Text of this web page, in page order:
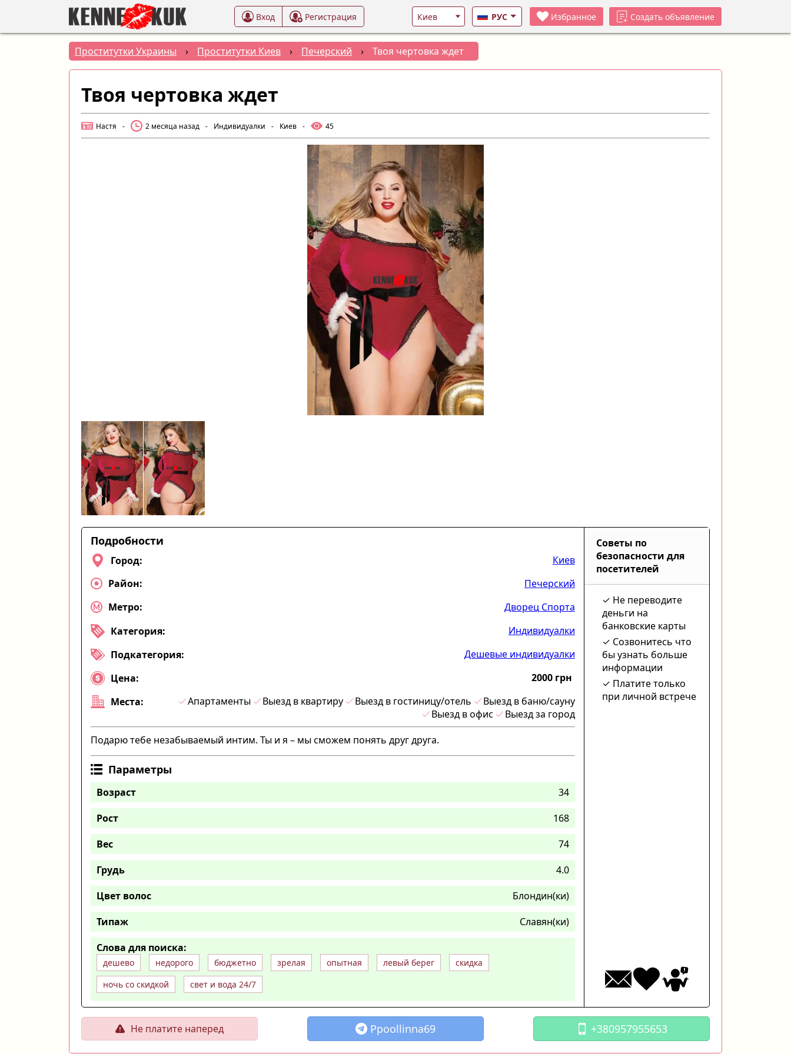
Вход Регистрация РУС Избранное Создать объявление
Проститутки Украины › Проститутки Киев › Печерский › Твоя чертовка ждет
Твоя чертовка ждет
Настя - 2 месяца назад - Индивидуалки - Киев - 45
Подробности
Город:
Киев
Район:
Печерский
Метро:
Дворец Спорта
Категория:
Индивидуалки
Подкатегория:
Дешевые индивидуалки
Цена:
2000 грн
Места:
Апартаменты Выезд в квартиру Выезд в гостиницу/отель
Выезд в баню/сауну
Выезд в офис
Выезд за город
Подарю тебе незабываемый интим. Ты и я – мы сможем понять друг друга.
Параметры
Возраст
34
Рост
168
Вес
74
Грудь
4.0
Цвет волос
Блондин(ки)
Типаж
Славян(ки)
Слова для поиска:
дешево недорого бюджетно зрелая опытная левый берег
скидка
ночь со скидкой
свет и вода 24/7
Советы по
безопасности для
посетителей
Не переводите
деньги на
банковские карты
Созвонитесь что
бы узнать больше
информации
Платите только
при личной встрече
Не платите наперед Ppoollinna69 +380957955653